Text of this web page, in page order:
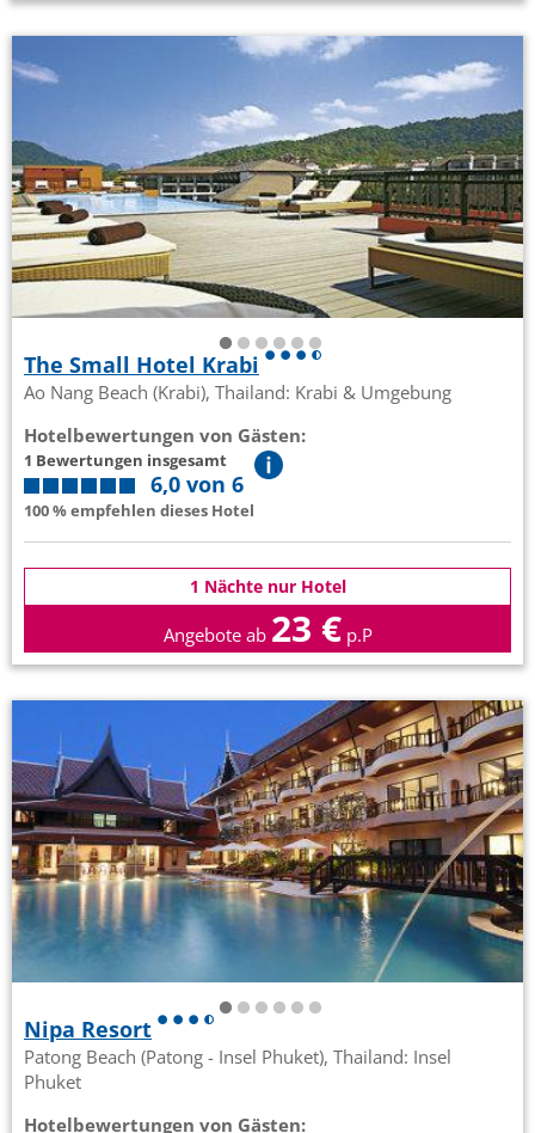
The Small Hotel Krabi
Ao Nang Beach (Krabi), Thailand: Krabi & Umgebung
Hotelbewertungen von Gästen:
1 Bewertungen insgesamt
6,0 von 6
100 % empfehlen dieses Hotel
1 Nächte nur Hotel
Angebote ab 23 € p.P
Nipa Resort
Patong Beach (Patong - Insel Phuket), Thailand: Insel
Phuket
Hotelbewertungen von Gästen: